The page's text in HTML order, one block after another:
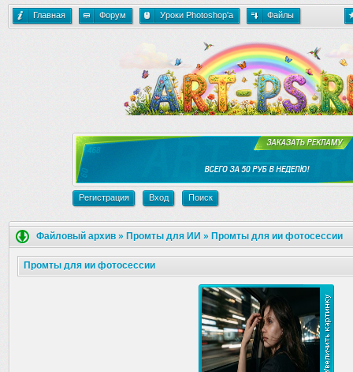
Главная Форум Уроки Photoshop'a Файлы
Регистрация Вход Поиск
Файловый архив » Промты для ИИ » Промты для ии фотосессии
Промты для ии фотосессии